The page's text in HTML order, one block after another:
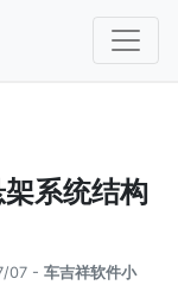
系统结构
07 - 车吉祥软件小